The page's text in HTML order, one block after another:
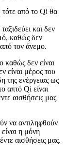
από το Qi θα
και δεν
καθώς δεν
από τον άνεμο.
καθώς δεν είναι
είναι μέρος του
της ενέργειας ως
απτό Qi είναι
αισθήσεις μας
να αντιληφθούν
η μόνη
αισθήσεις μας.